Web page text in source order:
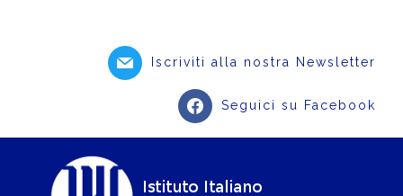
Iscriviti alla nostra Newsletter
Seguici su Facebook